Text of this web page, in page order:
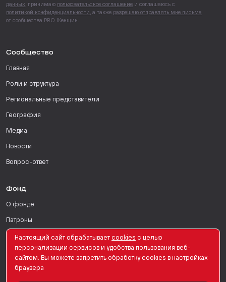
данных , принимаю пользовательское соглашение и соглашаюсь с
политикой конфиденциальности , а также разрешаю отправлять мне письма
от сообщества PRO Женщин.
Сообщество
Главная
Роли и структура
Региональные представители
География
Медиа
Новости
Вопрос-ответ
Фонд
О фонде
Патроны
Поддержать
Для СМИ
Настоящий сайт обрабатывает сookies с целью
персонализации сервисов и удобства пользования веб-
сайтом. Вы можете запретить обработку сookies в настройках
браузера